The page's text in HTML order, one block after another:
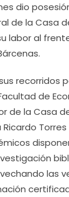
dio
de la Casa
labor al
recorridos
de
de la Casa
las